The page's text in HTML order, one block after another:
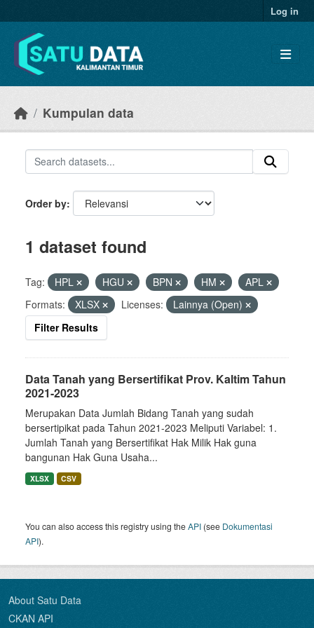
Log in
Kumpulan data
Order by
1 dataset found
Tag: HPL HGU BPN HM
APL
Formats:
XLSX Licenses:
Lainnya (Open)
Filter Results
Data Tanah yang Bersertifikat Prov. Kaltim Tahun
2021-2023
Merupakan Data Jumlah Bidang Tanah yang sudah
bersertipikat pada Tahun 2021-2023 Meliputi Variabel: 1.
Jumlah Tanah yang Bersertifikat Hak Milik Hak guna
bangunan Hak Guna Usaha...
XLSX CSV
You can also access this registry using theAPI (see Dokumentasi
API).
About Satu Data
CKAN API